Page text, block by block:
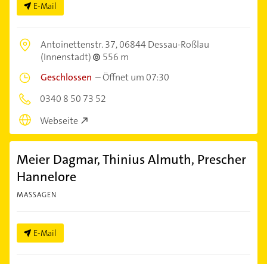
E-Mail
Antoinettenstr. 37,06844 Dessau-Roßlau
(Innenstadt)
556 m
Geschlossen –Öffnet um 07:30
0340 8 50 73 52
Webseite
Meier Dagmar, Thinius Almuth, Prescher
Hannelore
MASSAGEN
E-Mail